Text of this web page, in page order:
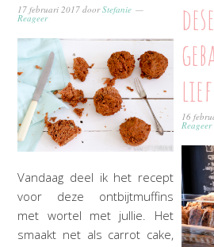
17 februari 2017 doorStefanie
Reageer
Vandaag deel ik het recept
voor deze ontbijtmuffins
met wortel met jullie. Het
smaakt net als carrot cake,
16
Reageer